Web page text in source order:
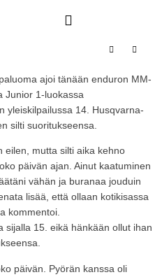
ajoi tänään enduron MM-
Junior 1-luokassa
yleiskilpailussa 14. Husqvarna-
silti suoritukseensa.
eilen, mutta silti aika kehno
päivän ajan. Ainut kaatuminen
vähän ja buranaa jouduin
lisää, että ollaan kotikisassa
kommentoi.
sijalla 15. eikä hänkään ollut ihan
päivän. Pyörän kanssa oli